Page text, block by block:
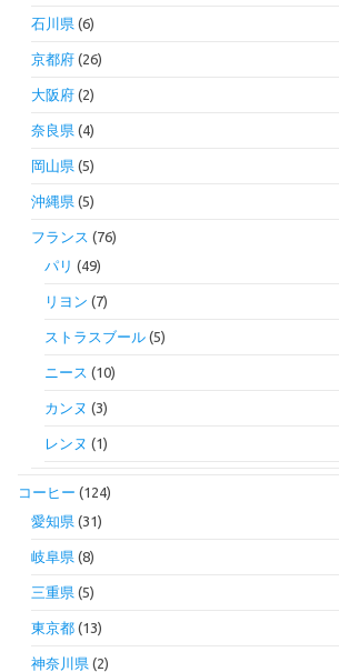
石川県(6)
京都府(26)
大阪府(2)
奈良県(4)
岡山県(5)
沖縄県(5)
フランス (76)
パリ (49)
リヨン (7)
ストラスブール(5)
ニース (10)
カンヌ (3)
レンヌ (1)
コーヒー (124)
愛知県(31)
岐阜県(8)
三重県(5)
東京都(13)
神奈川県(2)